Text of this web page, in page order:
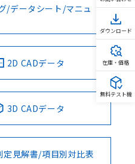
/データシート/マニュ
2D CADデータ
3D CADデータ
定見解書/項目別対比表
ダウンロード
在庫・価格
無料テスト機